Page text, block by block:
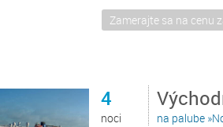
4
noci
na palube